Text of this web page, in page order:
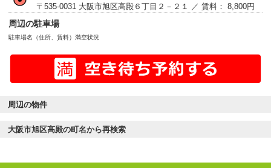
〒535-0031 大阪市旭区高殿６丁目２－２１ ／ 賃料： 8,800円
周辺の駐車場
駐車場名（住所、賃料） 満空状況
周辺の物件
大阪市旭区高殿の町名から再検索